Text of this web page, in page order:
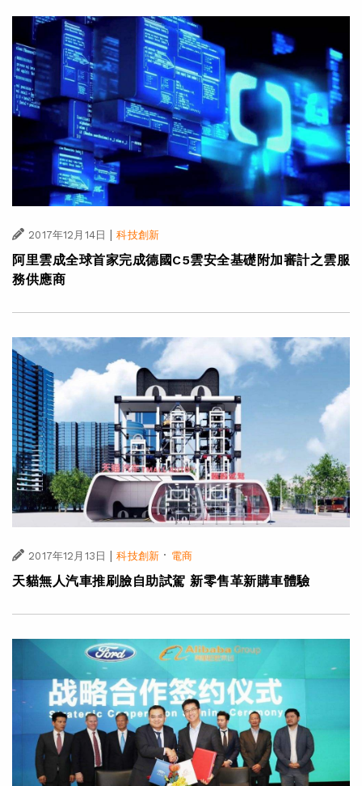
2017年12月14日 | 科技創新
阿里雲成全球首家完成德國C5雲安全基礎附加審計之雲服
務供應商
2017年12月13日 科技創新 · 電商
天貓無人汽車推刷臉自助試駕 新零售革新購車體驗